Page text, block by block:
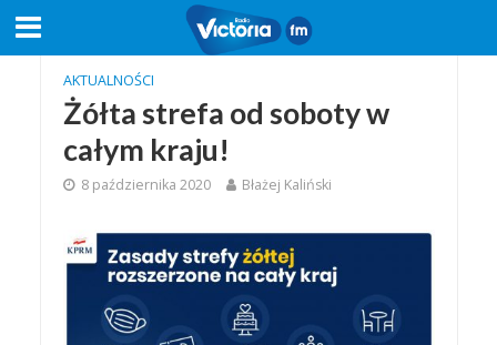
AKTUALNOŚCI
Żółta strefa od soboty w
całym kraju!
8 października 2020 Błażej Kaliński